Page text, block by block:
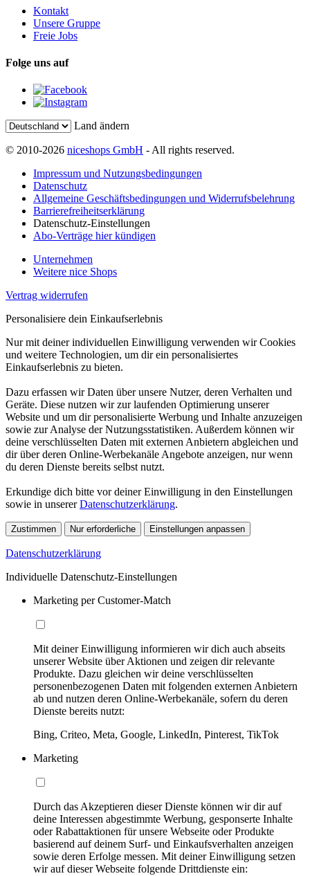
Kontakt
Unsere Gruppe
Freie Jobs
Folge uns auf
Land ändern
© 2010-2026 niceshops GmbH - All rights reserved.
Impressum und Nutzungsbedingungen
Datenschutz
Allgemeine Geschäftsbedingungen und Widerrufsbelehrung
Barrierefreiheitserklärung
Datenschutz-Einstellungen
Abo-Verträge hier kündigen
Unternehmen
Weitere nice Shops
Vertrag widerrufen
Personalisiere dein Einkaufserlebnis
Nur mit deiner individuellen Einwilligung verwenden wir Cookies
und weitere Technologien, um dir ein personalisiertes
Einkaufserlebnis zu bieten.
Dazu erfassen wir Daten über unsere Nutzer, deren Verhalten und
Geräte. Diese nutzen wir zur laufenden Optimierung unserer
Website und um dir personalisierte Werbung und Inhalte anzuzeigen
sowie zur Analyse der Nutzungsstatistiken. Außerdem können wir
deine verschlüsselten Daten mit externen Anbietern abgleichen und
dir über deren Online-Werbekanäle Angebote anzeigen, nur wenn
du deren Dienste bereits selbst nutzt.
Erkundige dich bitte vor deiner Einwilligung in den Einstellungen
sowie in unsererDatenschutzerklärung.
Zustimmen Nur erforderliche Einstellungen anpassen
Datenschutzerklärung
Individuelle Datenschutz-Einstellungen
Marketing per Customer-Match
Mit deiner Einwilligung informieren wir dich auch abseits
unserer Website über Aktionen und zeigen dir relevante
Produkte. Dazu gleichen wir deine verschlüsselten
personenbezogenen Daten mit folgenden externen Anbietern
ab und nutzen deren Online-Werbekanäle, sofern du deren
Dienste bereits nutzt:
Bing, Criteo, Meta, Google, LinkedIn, Pinterest, TikTok
Marketing
Durch das Akzeptieren dieser Dienste können wir dir auf
deine Interessen abgestimmte Werbung, gesponserte Inhalte
oder Rabattaktionen für unsere Webseite oder Produkte
basierend auf deinem Surf- und Einkaufsverhalten anzeigen
sowie deren Erfolge messen. Mit deiner Einwilligung setzen
wir auf dieser Webseite folgende Drittdienste ein: